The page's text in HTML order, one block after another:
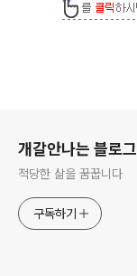
개갈안나는 블로그
적당한 삶을 꿈꿉니다
구독하기